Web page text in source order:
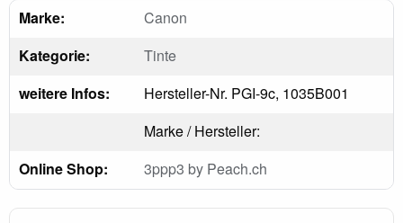
Marke:
Canon
Kategorie:
Tinte
weitere Infos:
Hersteller-Nr. PGI-9c, 1035B001
Marke / Hersteller:
Online Shop:
3ppp3 by Peach.ch